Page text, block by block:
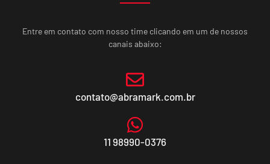
Entre em contato com nosso time clicando em um de nossos
canais abaixo:
contato@abramark.com.br
11 98990-0376